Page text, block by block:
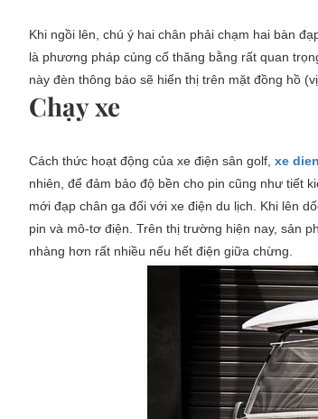
Khi ngồi lên, chú ý hai chân phải chạm hai bàn
là phương pháp củng cố thăng bằng rất quan
này đèn thông báo sẽ hiển thị trên mặt đồng hồ
Chạy xe
Cách thức hoạt động của xe điện sân golf, xe
nhiên, để đảm bảo độ bền cho pin cũng như tiết
mới đạp chân ga đối với xe điện du lịch. Khi lên
pin và mô-tơ điện. Trên thị trường hiện nay, sản
nhàng hơn rất nhiều nếu hết điện giữa chừng.